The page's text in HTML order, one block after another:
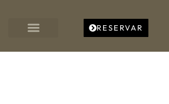
RESERVAR